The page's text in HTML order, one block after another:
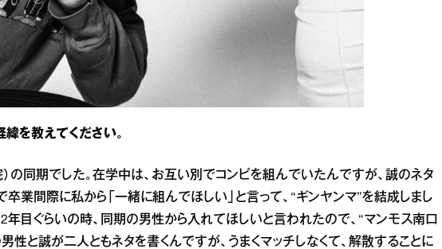
を教えてください。
の同期でした。在学中は、お互い別でコンビを組んでいたんですが、誠のネタ
業間際に私から「一緒に組んでほしい」と言って、“ギンヤンマ”を結成しまし
2年目ぐらいの時、同期の男性から入れてほしいと言われたので、“マンモス南口
男性と誠が二人ともネタを書くんですが、うまくマッチしなくて、解散することに